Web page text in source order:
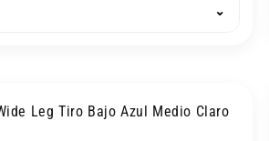
⌄
Leg Tiro Bajo Azul Medio Claro